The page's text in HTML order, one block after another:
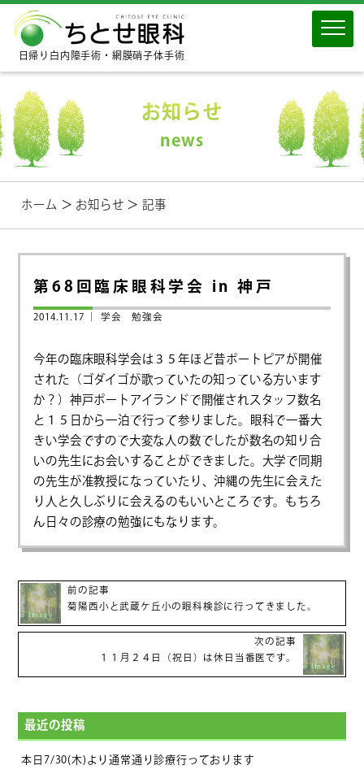
日帰り白内障手術・網膜硝子体手術
お知らせ
news
ホーム ＞ お知らせ ＞ 記事
第68回臨床眼科学会 in 神戸
2014.11.17 ｜ 学会 勉強会
今年の臨床眼科学会は３５年ほど昔ポートピアが開催
された（ゴダイゴが歌っていたの知っている方います
か？）神戸ポートアイランドで開催されスタッフ数名
と１５日から一泊で行って参りました。眼科で一番大
きい学会ですので大変な人の数でしたが数名の知り合
いの先生にお会いすることができました。大学で同期
の先生が准教授になっていたり、沖縄の先生に会えた
り人と久しぶりに会えるのもいいところです。もちろ
ん日々の診療の勉強にもなります。
前の記事
菊陽西小と武蔵ケ丘小の眼科検診に行ってきました。
次の記事
１１月２４日（祝日）は休日当番医です。
最近の投稿
本日7/30(木)より通常通り診療行っております